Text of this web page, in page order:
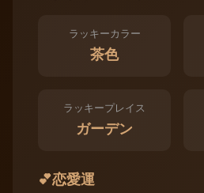
ラッキーカラー
茶色
ラッキープレイス
ガーデン
💕恋愛運